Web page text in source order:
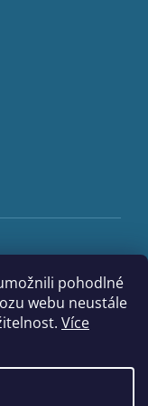
pohodlné
webu neustále
Více